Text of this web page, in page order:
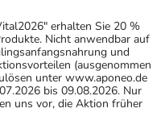
erhalten Sie 20 %
Nicht anwendbar auf
und
(ausgenommen
unter www.aponeo.de
bis 09.08.2026. Nur
uns vor, die Aktion früher